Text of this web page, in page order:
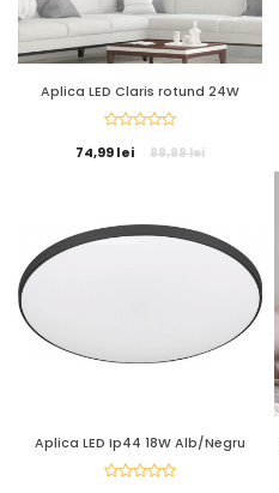
Aplica LED Claris rotund 24W
74,99 lei 89,99 lei
Aplica LED Ip44 18W Alb/Negru